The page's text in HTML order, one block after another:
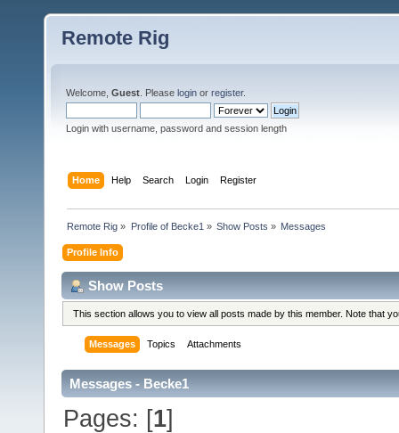
Remote Rig
Welcome, Guest . Please login or register.
Login with username, password and session length
Home Help Search Login Register
Remote Rig » Profile of Becke1 » Show Posts » Messages
Profile Info
Show Posts
This section allows you to view all posts made by this member. Note that
Messages Topics Attachments
Messages - Becke1
Pages: [1]